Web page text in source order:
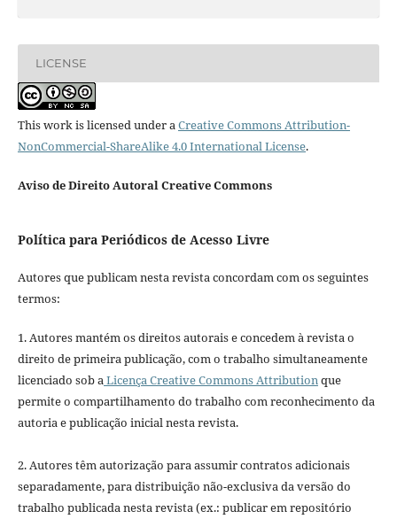
LICENSE
This work is licensed under aCreative Commons Attribution-
NonCommercial-ShareAlike 4.0 International License.
Aviso de Direito Autoral Creative Commons
Política para Periódicos de Acesso Livre
Autores que publicam nesta revista concordam com os seguintes
termos:
1. Autores mantém os direitos autorais e concedem à revista o
direito de primeira publicação, com o trabalho simultaneamente
licenciado sob aLicença Creative Commons Attributionque
permite o compartilhamento do trabalho com reconhecimento da
autoria e publicação inicial nesta revista.
2. Autores têm autorização para assumir contratos adicionais
separadamente, para distribuição não-exclusiva da versão do
trabalho publicada nesta revista (ex.: publicar em repositório